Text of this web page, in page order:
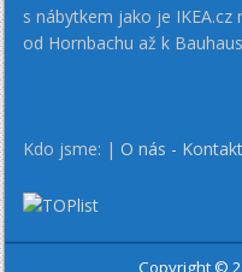
s nábytkem jako je IKEA.cz
od Hornbachu až k
Kdo jsme: |O nás - Kontakt
Copyright ©